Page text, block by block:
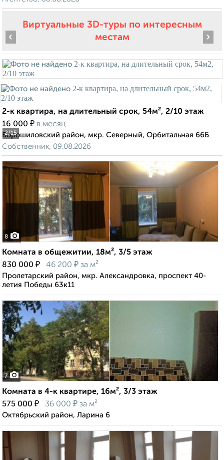
Виртуальные 3D-туры по интересным
местам
2/15
‹ ›
2-к квартира, на длительный срок, 54м², 2/10 этаж
16 000 ₽ в месяц
Ворошиловский район, мкр. Северный, Орбитальная 66Б
Собственник, 09.08.2026
8
Комната в общежитии, 18м², 3/5 этаж
830 000 ₽ 46 200 ₽ за м²
Пролетарский район, мкр. Александровка, проспект 40-
летия Победы 63к11
7
Комната в 4-к квартире, 16м², 3/3 этаж
575 000 ₽ 36 000 ₽ за м²
Октябрьский район, Ларина 6